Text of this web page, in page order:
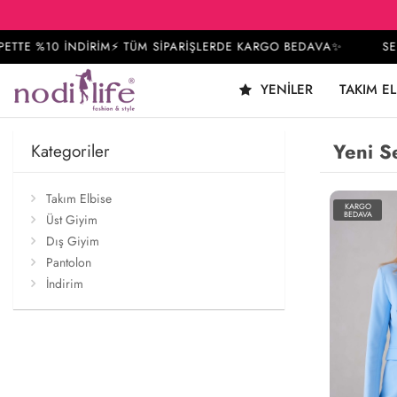
%10 İNDİRİM⚡ TÜM SİPARİŞLERDE KARGO BEDAVA✨
YENILER TAKIM
Kategoriler
Takım Elbise
Üst Giyim
Dış Giyim
Pantolon
İndirim
Yeni
KARGO
BEDAVA